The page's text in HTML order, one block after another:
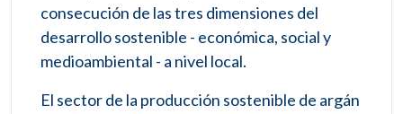
consecución de las tres dimensiones del
desarrollo sostenible - económica, social y
medioambiental - a nivel local.
El sector de la producción sostenible de argán